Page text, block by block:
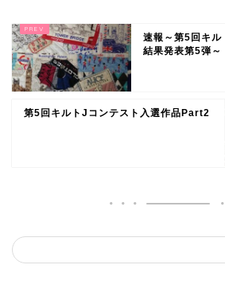
速報～第5回キル
結果発表第5弾～
第5回キルトJコンテスト入選作品Part2